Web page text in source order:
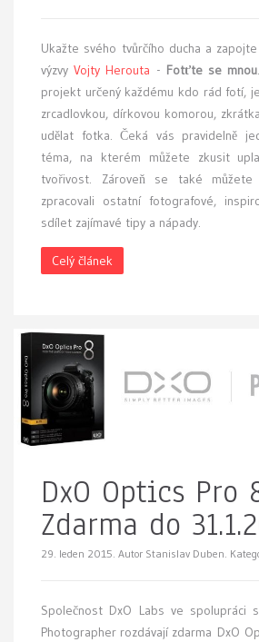
Ukažte svého tvůrčího ducha a
výzvyVojty Herouta - Fotťte se mnou
projekt určený každému kdo rád fotí,
zrcadlovkou, dírkovou komorou,
udělat fotka. Čeká vás pravidelně
téma, na kterém můžete zkusit
tvořivost. Zároveň se také
zpracovali ostatní fotografové,
sdílet zajímavé tipy a nápady.
Celý článek
DxO Optics Pro
Zdarma do
29. leden 2015. Autor Stanislav Duben.
Společnost DxO Labs ve spolupráci
Photographer rozdávají zdarma DxO